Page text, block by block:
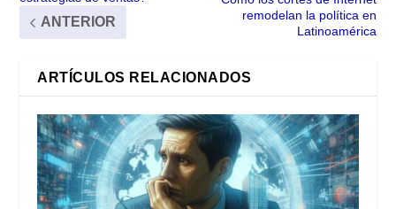
ANTERIOR
remodelan la política en
Latinoamérica
ARTÍCULOS RELACIONADOS